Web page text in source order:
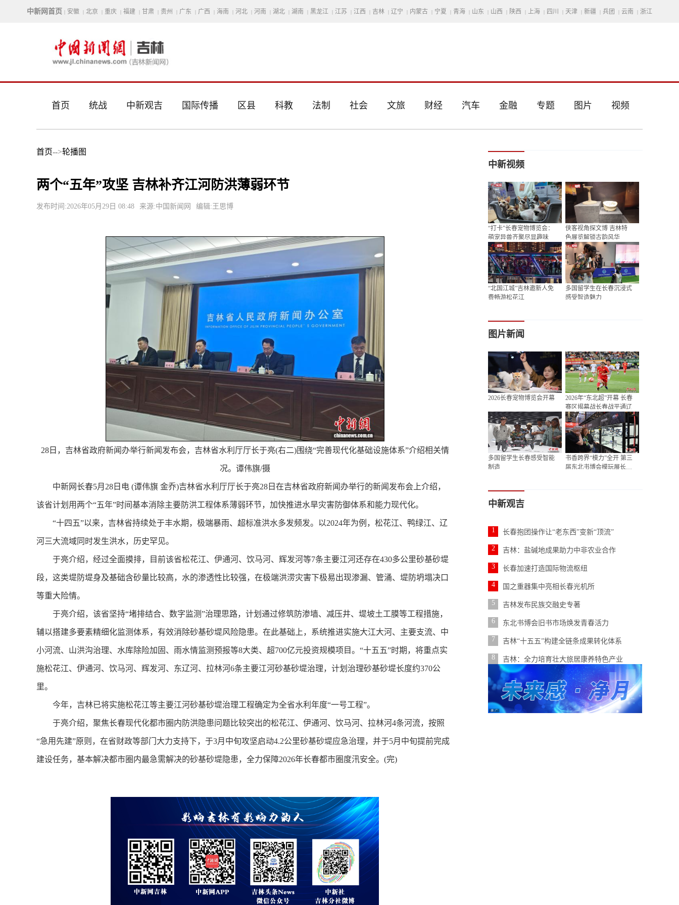
中新网首页 | 安徽 | 北京 | 重庆 | 福建 | 甘肃 | 贵州 | 广东 | 广西 | 海南 | 河北 | 河南 | 湖北 | 湖南 | 黑龙江 | 江苏 | 江西 | 吉林 | 辽宁 | 内蒙古 | 宁夏 | 青海 | 山东 | 山西 | 陕西 | 上海 | 四川 | 天津 | 新疆 | 兵团 | 云南 | 浙江
首页 统战 中新观吉 国际传播 区县 科教 法制 社会 文旅 财经 汽车 金融 专题 图片 视频
首页-->轮播图
两个“五年”攻坚 吉林补齐江河防洪薄弱环节
发布时间:2026年05月29日 08:48 来源:中国新闻网 编辑:王思博
28日，吉林省政府新闻办举行新闻发布会，吉林省水利厅厅长于亮(右二)围绕“完善现代化基础设施体系”介绍相关情
况。谭伟旗/摄
中新网长春5月28日电 (谭伟旗 金乔)吉林省水利厅厅长于亮28日在吉林省政府新闻办举行的新闻发布会上介绍，
该省计划用两个“五年”时间基本消除主要防洪工程体系薄弱环节，加快推进水旱灾害防御体系和能力现代化。
“十四五”以来，吉林省持续处于丰水期，极端暴雨、超标准洪水多发频发。以2024年为例，松花江、鸭绿江、辽
河三大流域同时发生洪水，历史罕见。
于亮介绍，经过全面摸排，目前该省松花江、伊通河、饮马河、辉发河等7条主要江河还存在430多公里砂基砂堤
段，这类堤防堤身及基础含砂量比较高，水的渗透性比较强，在极端洪涝灾害下极易出现渗漏、管涌、堤防坍塌决口
等重大险情。
于亮介绍，该省坚持“堵排结合、数字监测”治理思路，计划通过修筑防渗墙、减压井、堤坡土工膜等工程措施，
辅以搭建多要素精细化监测体系，有效消除砂基砂堤风险隐患。在此基础上，系统推进实施大江大河、主要支流、中
小河流、山洪沟治理、水库除险加固、雨水情监测预报等8大类、超700亿元投资规模项目。“十五五”时期，将重点实
施松花江、伊通河、饮马河、辉发河、东辽河、拉林河6条主要江河砂基砂堤治理，计划治理砂基砂堤长度约370公
里。
今年，吉林已将实施松花江等主要江河砂基砂堤治理工程确定为全省水利年度“一号工程”。
于亮介绍，聚焦长春现代化都市圈内防洪隐患问题比较突出的松花江、伊通河、饮马河、拉林河4条河流，按照
“急用先建”原则，在省财政等部门大力支持下，于3月中旬攻坚启动4.2公里砂基砂堤应急治理，并于5月中旬提前完成
建设任务，基本解决都市圈内最急需解决的砂基砂堤隐患，全力保障2026年长春都市圈度汛安全。(完)
中新视频
“打卡”长春宠物博览会：
萌宠异兽齐聚尽显趣味
侠客视角探文博 吉林特
色展览解锁古韵风华
“北国江城”吉林邀新人免
费畅游松花江
多国留学生在长春沉浸式
感受智造魅力
图片新闻
2026长春宠物博览会开幕
2026年“东北超”开幕 长春
赛区揭幕战长春战平通辽
多国留学生长春感受智能
制造
书香跨界“模力”全开 第三
届东北书博会模玩展长春
中新观吉
1 长春抱团操作让“老东西”变新“顶流”
2 吉林：盐碱地成果助力中非农业合作
3 长春加速打造国际物流枢纽
4 国之重器集中亮相长春光机所
5 吉林发布民族交融史专著
6 东北书博会旧书市场焕发青春活力
7 吉林“十五五”构建全链条成果转化体系
8 吉林：全力培育壮大旅居康养特色产业